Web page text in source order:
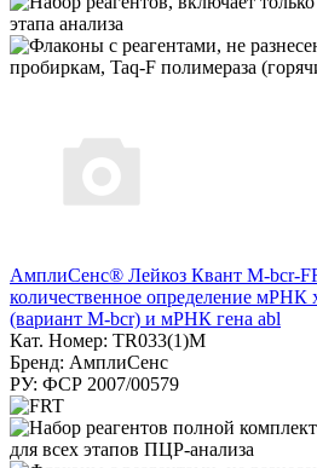
АмплиСенс® Лейкоз Квант M-bcr-
количественное определение мРНК
(вариант M-bcr) и мРНК гена abl
Кат. Номер: TR033(1)M
Бренд: АмплиСенс
РУ: ФСР 2007/00579